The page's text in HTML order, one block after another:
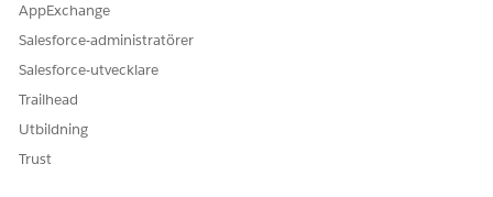
AppExchange
Salesforce-administratörer
Salesforce-utvecklare
Trailhead
Utbildning
Trust